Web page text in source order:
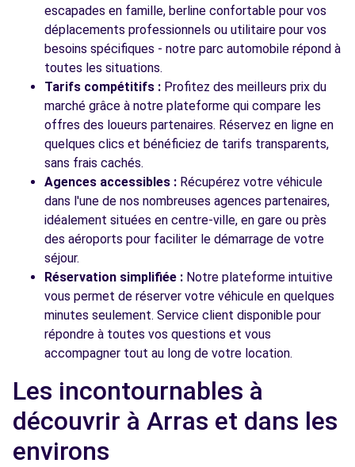
escapades en famille, berline confortable pour vos
déplacements professionnels ou utilitaire pour vos
besoins spécifiques - notre parc automobile répond à
toutes les situations.
Tarifs compétitifs : Profitez des meilleurs prix du
marché grâce à notre plateforme qui compare les
offres des loueurs partenaires. Réservez en ligne en
quelques clics et bénéficiez de tarifs transparents,
sans frais cachés.
Agences accessibles : Récupérez votre véhicule
dans l'une de nos nombreuses agences partenaires,
idéalement situées en centre-ville, en gare ou près
des aéroports pour faciliter le démarrage de votre
séjour.
Réservation simplifiée : Notre plateforme intuitive
vous permet de réserver votre véhicule en quelques
minutes seulement. Service client disponible pour
répondre à toutes vos questions et vous
accompagner tout au long de votre location.
Les incontournables à
découvrir à Arras et dans les
environs